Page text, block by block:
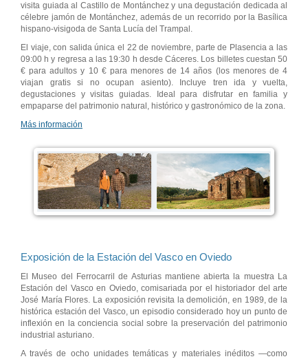
visita guiada al Castillo de Montánchez y una degustación dedicada al
célebre jamón de Montánchez, además de un recorrido por la Basílica
hispano-visigoda de Santa Lucía del Trampal.
El viaje, con salida única el 22 de noviembre, parte de Plasencia a las
09:00 h y regresa a las 19:30 h desde Cáceres. Los billetes cuestan 50
€ para adultos y 10 € para menores de 14 años (los menores de 4
viajan gratis si no ocupan asiento). Incluye tren ida y vuelta,
degustaciones y visitas guiadas. Ideal para disfrutar en familia y
empaparse del patrimonio natural, histórico y gastronómico de la zona.
Más información
Exposición de la Estación del Vasco en Oviedo
El Museo del Ferrocarril de Asturias mantiene abierta la muestra La
Estación del Vasco en Oviedo, comisariada por el historiador del arte
José María Flores. La exposición revisita la demolición, en 1989, de la
histórica estación del Vasco, un episodio considerado hoy un punto de
inflexión en la conciencia social sobre la preservación del patrimonio
industrial asturiano.
A través de ocho unidades temáticas y materiales inéditos —como